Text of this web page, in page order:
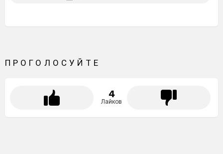
ПРОГОЛОСУЙТЕ
4
Лайков